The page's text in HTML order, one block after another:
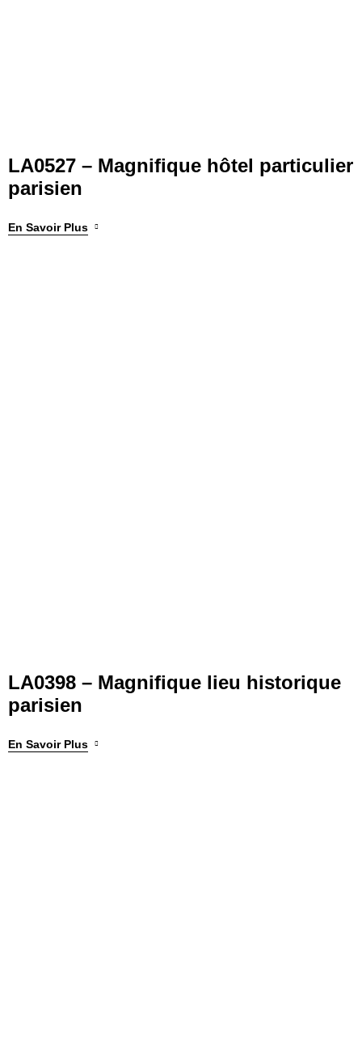
LA0527 – Magnifique hôtel particulier
parisien
En Savoir Plus
LA0398 – Magnifique lieu historique
parisien
En Savoir Plus